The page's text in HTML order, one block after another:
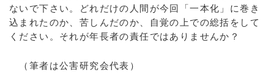
ないで下さい。どれだけの人間が今回「一本化」に巻き
込まれたのか、苦しんだのか、自覚の上での総括をして
ください。それが年長者の責任ではありませんか？
（筆者は公害研究会代表）